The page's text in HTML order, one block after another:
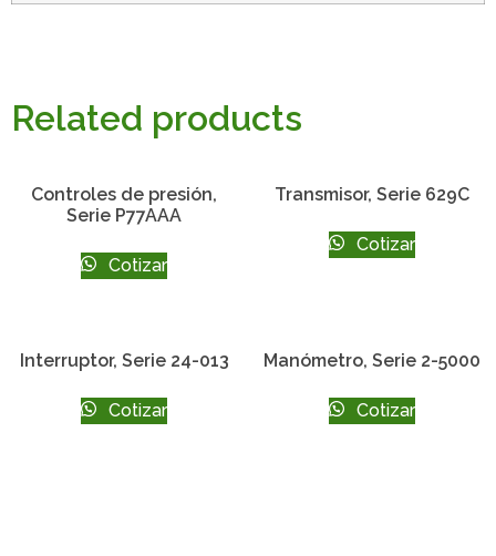
Related products
Controles de presión,
Serie P77AAA
Cotizar
Transmisor, Serie 629C
Cotizar
Interruptor, Serie 24-013
Cotizar
Manómetro, Serie 2-5000
Cotizar